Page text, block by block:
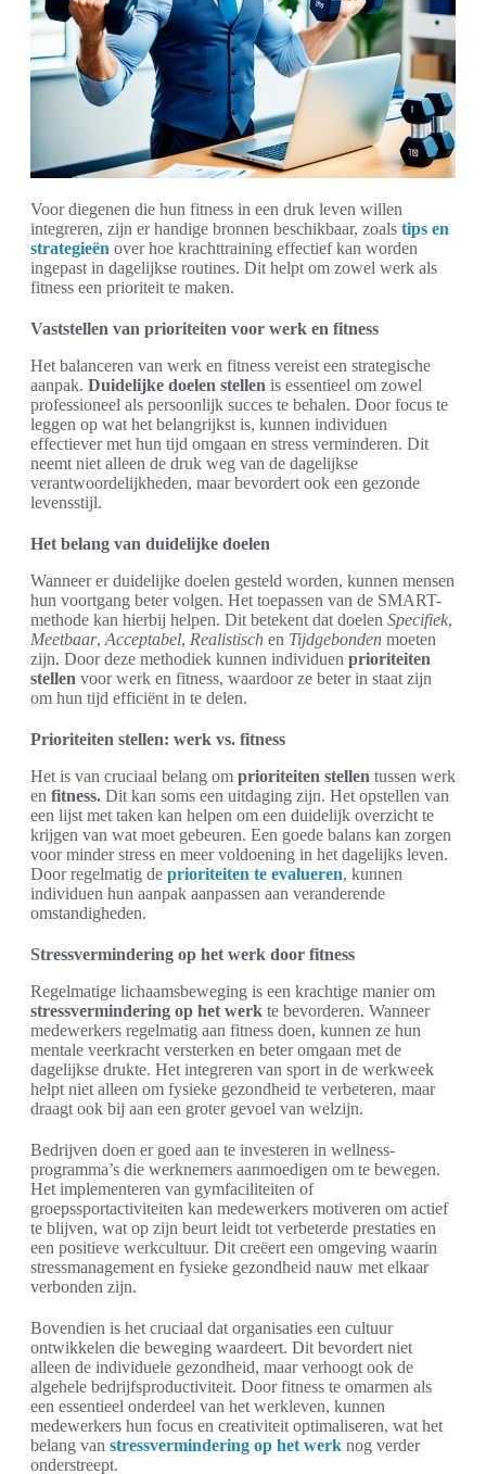
Voor diegenen die hun fitness in een druk leven willen
integreren, zijn er handige bronnen beschikbaar, zoals tips en
strategieën over hoe krachttraining effectief kan worden
ingepast in dagelijkse routines. Dit helpt om zowel werk als
fitness een prioriteit te maken.
Vaststellen van prioriteiten voor werk en fitness
Het balanceren van werk en fitness vereist een strategische
aanpak. Duidelijke doelen stellen is essentieel om zowel
professioneel als persoonlijk succes te behalen. Door focus te
leggen op wat het belangrijkst is, kunnen individuen
effectiever met hun tijd omgaan en stress verminderen. Dit
neemt niet alleen de druk weg van de dagelijkse
verantwoordelijkheden, maar bevordert ook een gezonde
levensstijl.
Het belang van duidelijke doelen
Wanneer er duidelijke doelen gesteld worden, kunnen mensen
hun voortgang beter volgen. Het toepassen van de SMART-
methode kan hierbij helpen. Dit betekent dat doelen Specifiek,
Meetbaar, Acceptabel, Realistisch en Tijdgebonden moeten
zijn. Door deze methodiek kunnen individuen prioriteiten
stellen voor werk en fitness, waardoor ze beter in staat zijn
om hun tijd efficiënt in te delen.
Prioriteiten stellen: werk vs. fitness
Het is van cruciaal belang om prioriteiten stellen tussen werk
en fitness. Dit kan soms een uitdaging zijn. Het opstellen van
een lijst met taken kan helpen om een duidelijk overzicht te
krijgen van wat moet gebeuren. Een goede balans kan zorgen
voor minder stress en meer voldoening in het dagelijks leven.
Door regelmatig de prioriteiten te evalueren, kunnen
individuen hun aanpak aanpassen aan veranderende
omstandigheden.
Stressvermindering op het werk door fitness
Regelmatige lichaamsbeweging is een krachtige manier om
stressvermindering op het werk te bevorderen. Wanneer
medewerkers regelmatig aan fitness doen, kunnen ze hun
mentale veerkracht versterken en beter omgaan met de
dagelijkse drukte. Het integreren van sport in de werkweek
helpt niet alleen om fysieke gezondheid te verbeteren, maar
draagt ook bij aan een groter gevoel van welzijn.
Bedrijven doen er goed aan te investeren in wellness-
programma’s die werknemers aanmoedigen om te bewegen.
Het implementeren van gymfaciliteiten of
groepssportactiviteiten kan medewerkers motiveren om actief
te blijven, wat op zijn beurt leidt tot verbeterde prestaties en
een positieve werkcultuur. Dit creëert een omgeving waarin
stressmanagement en fysieke gezondheid nauw met elkaar
verbonden zijn.
Bovendien is het cruciaal dat organisaties een cultuur
ontwikkelen die beweging waardeert. Dit bevordert niet
alleen de individuele gezondheid, maar verhoogt ook de
algehele bedrijfsproductiviteit. Door fitness te omarmen als
een essentieel onderdeel van het werkleven, kunnen
medewerkers hun focus en creativiteit optimaliseren, wat het
belang van stressvermindering op het werk nog verder
onderstreept.